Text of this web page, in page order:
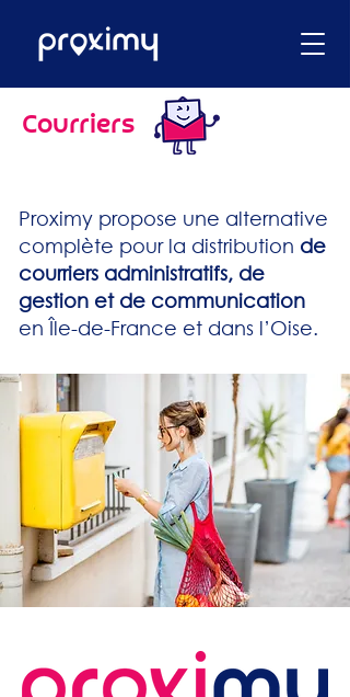
Courriers
Proximy propose une alternative
complète pour la distribution de
courriers administratifs, de
gestion et de communication
en Île-de-France et dans l’Oise.